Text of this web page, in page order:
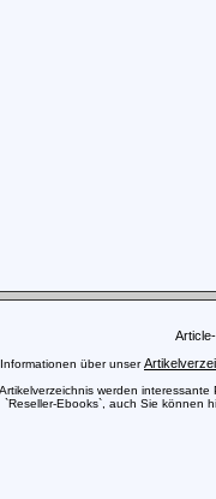
über unser
werden
`Reseller-Ebooks`, auch Sie können